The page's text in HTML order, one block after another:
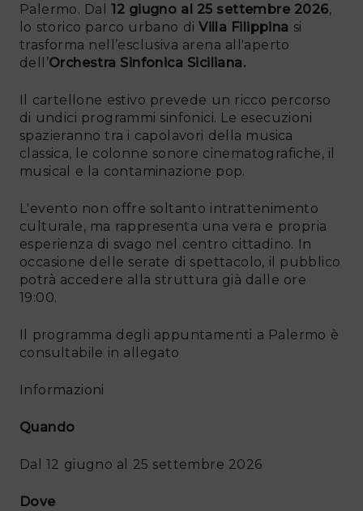
Palermo. Dal12 giugno al 25 settembre 2026,
lo storico parco urbano diVilla Filippina si
trasforma nell’esclusiva arena all'aperto
dell’Orchestra Sinfonica Siciliana.
Il cartellone estivo prevede un ricco percorso
di undici programmi sinfonici. Le esecuzioni
spazieranno tra i capolavori della musica
classica, le colonne sonore cinematografiche, il
musical e la contaminazione pop.
L'evento non offre soltanto intrattenimento
culturale, ma rappresenta una vera e propria
esperienza di svago nel centro cittadino. In
occasione delle serate di spettacolo, il pubblico
potrà accedere alla struttura già dalle ore
19:00.
Il programma degli appuntamenti a Palermo è
consultabile in allegato
Informazioni
Quando
Dal 12 giugno al 25 settembre 2026
Dove